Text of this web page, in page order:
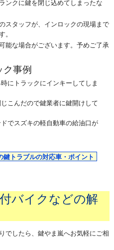
ンクに鍵を閉じ込めてしまったな
スタッフが、インロックの現場まで
。
能な場合がございます。予めご了承
ク事例
にトラックにインキーしてしま
こんだので鍵業者に鍵開けして
でスズキの軽自動車の給油口が
トラブルの対応車・ポイント
バイクなどの解
でしたら、鍵やま嵐へお気軽にご相